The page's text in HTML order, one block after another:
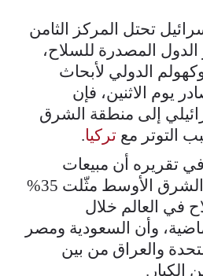
تحتل المركز الثامن
الدول المصدرة للسلاح،
الدولي لأبحاث
يوم الاثنين، فإن
إلى منطقة الشرق
التوتر مع تركيا.
تقريره أن مبيعات
الأسلحة إلى منطقة الشرق الأوسط مثّلت 35%
في العالم خلال
وأن السعودية ومصر
والعراق من بين
الكبار.